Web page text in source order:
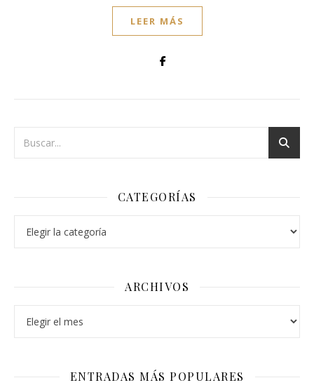
LEER MÁS
CATEGORÍAS
ARCHIVOS
ENTRADAS MÁS POPULARES